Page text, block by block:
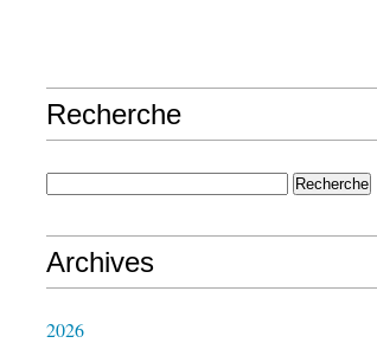
Recherche
Archives
2026